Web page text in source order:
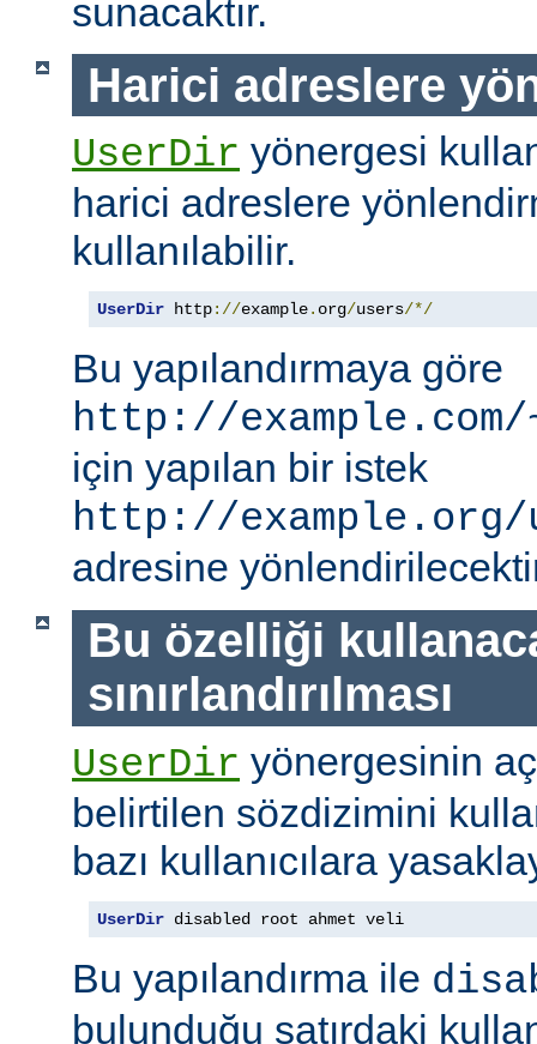
sunacaktır.
Harici adreslere
UserDir yönergesi
harici adreslere
kullanılabilir.
UserDir http://example. org/users/*/
Bu yapılandırmaya göre
http://example.com/
için yapılan bir istek
http://example.org/
adresine
Bu özelliği
sınırlandırılması
UserDir yönergesinin
belirtilen sözdizimini
bazı kullanıcılara
UserDir disabled root ahmet veli
Bu yapılandırma ile
bulunduğu satırdaki